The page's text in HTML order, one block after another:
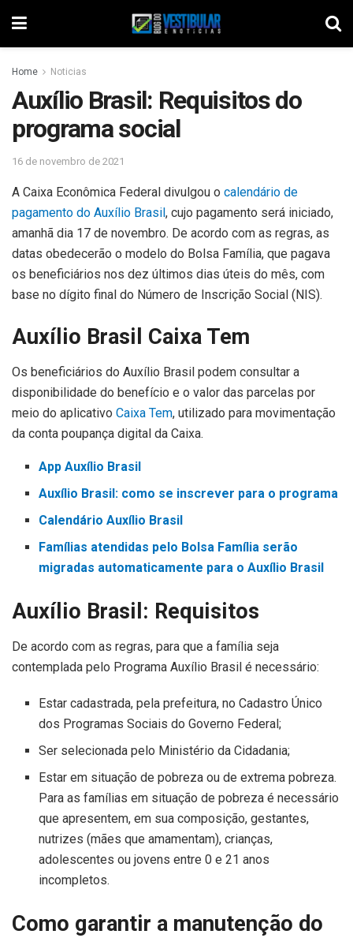
Home Noticias
Auxílio Brasil: Requisitos do
programa social
16 de novembro de 2021
A Caixa Econômica Federal divulgou o calendário de
pagamento do Auxílio Brasil, cujo pagamento será iniciado,
amanhã dia 17 de novembro. De acordo com as regras, as
datas obedecerão o modelo do Bolsa Família, que pagava
os beneficiários nos dez últimos dias úteis do mês, com
base no dígito final do Número de Inscrição Social (NIS).
Auxílio Brasil Caixa Tem
Os beneficiários do Auxílio Brasil podem consultar a
disponibilidade do benefício e o valor das parcelas por
meio do aplicativo Caixa Tem, utilizado para movimentação
da conta poupança digital da Caixa.
App Auxílio Brasil
Auxílio Brasil: como se inscrever para o programa
Calendário Auxílio Brasil
Famílias atendidas pelo Bolsa Família serão
migradas automaticamente para o Auxílio Brasil
Auxílio Brasil: Requisitos
De acordo com as regras, para que a família seja
contemplada pelo Programa Auxílio Brasil é necessário:
Estar cadastrada, pela prefeitura, no Cadastro Único
dos Programas Sociais do Governo Federal;
Ser selecionada pelo Ministério da Cidadania;
Estar em situação de pobreza ou de extrema pobreza.
Para as famílias em situação de pobreza é necessário
que apresentem, em sua composição, gestantes,
nutrizes (mães que amamentam), crianças,
adolescentes ou jovens entre 0 e 21 anos
incompletos.
Como garantir a manutenção do